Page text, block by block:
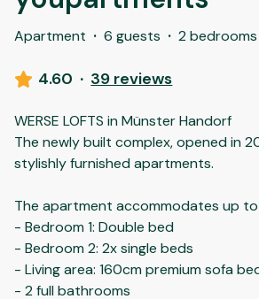
Apartment · 6 guests · 2 bedrooms
4.60 · 39 reviews
WERSE LOFTS in Münster Handorf
The newly built complex, opened in
stylishly furnished apartments.
The apartment accommodates up to
- Bedroom 1: Double bed
- Bedroom 2: 2x single beds
- Living area: 160cm premium sofa
- 2 full bathrooms